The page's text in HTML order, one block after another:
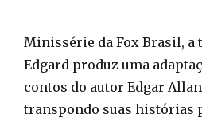
Minissérie da Fox Brasil, a
Edgard produz uma
contos do autor Edgar Allan
transpondo suas histórias